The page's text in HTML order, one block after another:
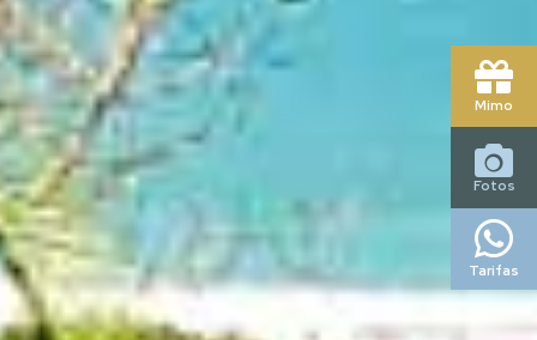
Mimo
Fotos
Tarifas